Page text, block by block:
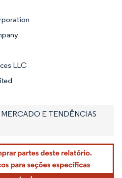
LLC
E TENDÊNCIAS